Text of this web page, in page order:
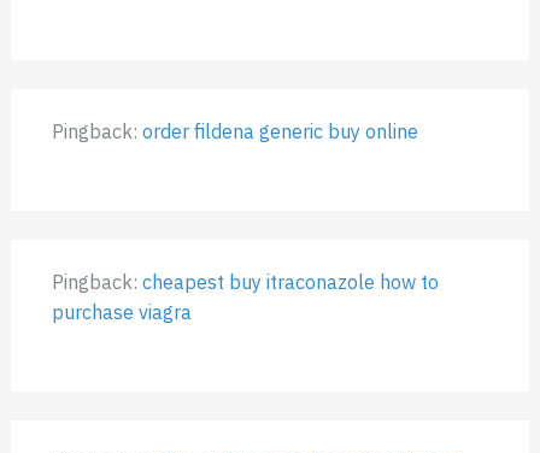
Pingback:order fildena generic buy online
Pingback:cheapest buy itraconazole how to
purchase viagra